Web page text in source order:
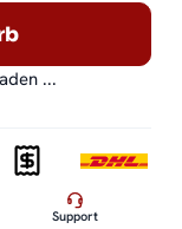
...
Support